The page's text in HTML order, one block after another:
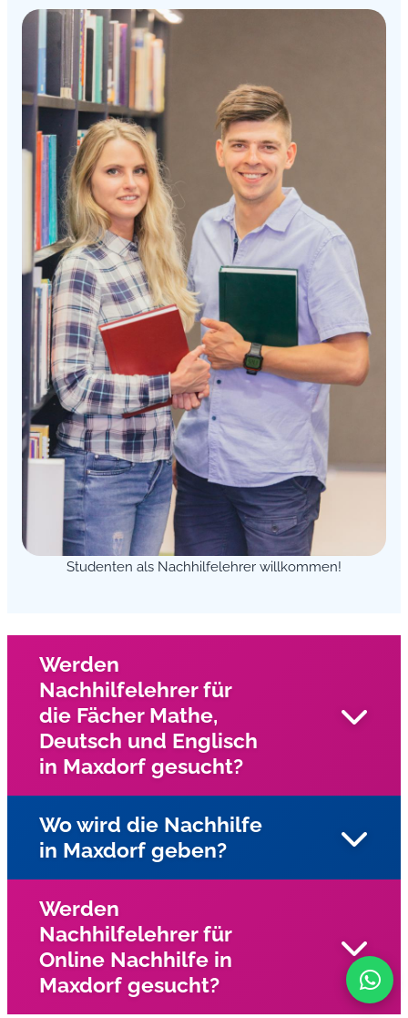
Studenten als Nachhilfelehrer willkommen!
Werden
Nachhilfelehrer für
die Fächer Mathe,
Deutsch und Englisch
in Maxdorf gesucht?
Wir suchen in Maxdorf und Umgebung nach engagierten
Nachhilfelehrern für die Fächer Mathe, Deutsch, und
Wo wird die Nachhilfe
in Maxdorf geben?
Die Nachhilfe wird in Maxdorf beim Schüler zu
Hausegegeben. Alternativ bieten wir online
Einzelnachhilfe zu Hause in Maxdorf an.
Werden
Nachhilfelehrer für
Online Nachhilfe in
Maxdorf gesucht?